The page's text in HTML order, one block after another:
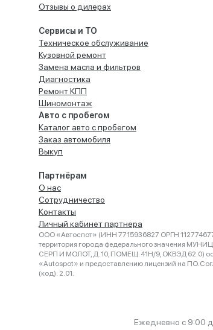
Отзывы о дилерах
Сервисы и ТО
Техническое обслуживание
Кузовной ремонт
Замена масла и фильтров
Диагностика
Ремонт КПП
Шиномонтаж
Авто с пробегом
Каталог авто с пробегом
Заказ автомобиля
Выкуп
Партнёрам
О нас
Сотрудничество
Контакты
Личный кабинет партнера
ООО «Автоспот» (ИНН 7715936827 ОРГН
территория города федерального значения
СЕРП И МОЛОТ, Д. 10, ПОМЕЩ. 41Н/9, ОКВЭД 62.0)
«Autospot» и предоставлению лицензий на ПО.
(код): 2.01.
Ежедневно с 9:00